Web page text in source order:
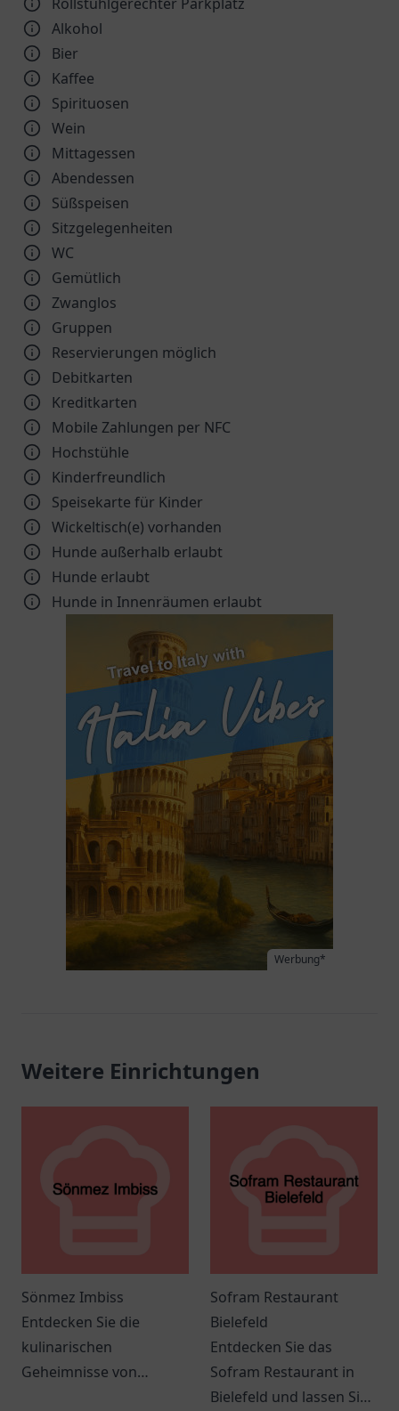
Alkohol
Bier
Kaffee
Spirituosen
Wein
Mittagessen
Abendessen
Süßspeisen
Sitzgelegenheiten
WC
Gemütlich
Zwanglos
Gruppen
Reservierungen möglich
Debitkarten
Kreditkarten
Mobile Zahlungen per NFC
Hochstühle
Kinder­freundlich
Speisekarte für Kinder
Wickeltisch(e) vorhanden
Hunde außerhalb erlaubt
Hunde erlaubt
Hunde in Innenräumen erlaubt
Werbung*
Weitere Einrichtungen
Sönmez Imbiss
Entdecken Sie die
kulinarischen
Geheimnisse von
Sofram Restaurant
Bielefeld
Entdecken Sie das
Sofram Restaurant in
Bielefeld und lassen Sie